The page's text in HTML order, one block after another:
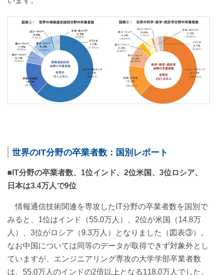
世界のIT分野の卒業者数：国別レポート
■IT分野の卒業者数、1位インド、2位米国、3位ロシア、
日本は3.4万人で9位
情報通信技術関連を専攻したIT分野の卒業者数を国別で
みると、1位はインド（55.0万人）、2位が米国（14.8万
人）、3位がロシア（9.3万人）となりました（図表③）。
なお中国については同等のデータが取得できず対象外とし
ていますが、エンジニアリング専攻の大学学部卒業者数
は、55.0万人のインドの2倍以上となる118.0万人でした。